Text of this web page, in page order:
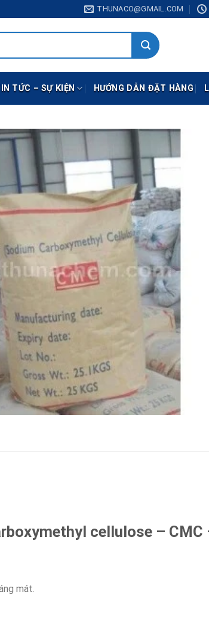
THUNACO@GMAIL.COM
TỨC – SỰ KIỆN HƯỚNG DẪN ĐẶT HÀNG
cellulose – CMC
mát.